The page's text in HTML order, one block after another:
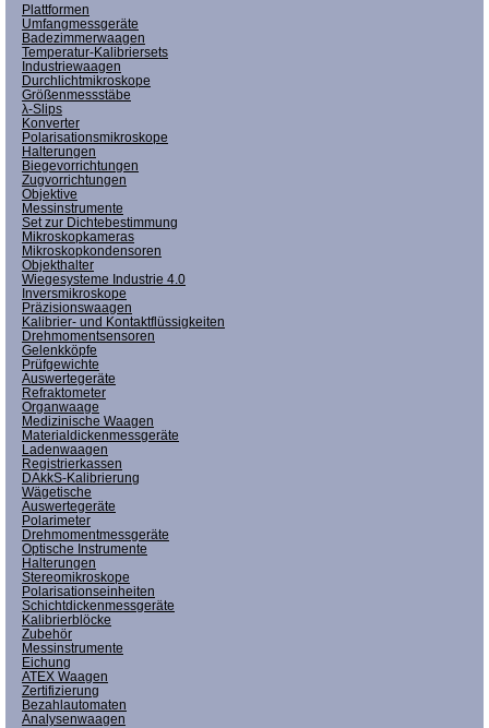
Plattformen
Umfangmessgeräte
Badezimmerwaagen
Temperatur-Kalibriersets
Industriewaagen
Durchlichtmikroskope
Größenmessstäbe
λ-Slips
Konverter
Polarisationsmikroskope
Halterungen
Biegevorrichtungen
Zugvorrichtungen
Objektive
Messinstrumente
Set zur Dichtebestimmung
Mikroskopkameras
Mikroskopkondensoren
Objekthalter
Wiegesysteme Industrie 4.0
Inversmikroskope
Präzisionswaagen
Kalibrier- und Kontaktflüssigkeiten
Drehmomentsensoren
Gelenkköpfe
Prüfgewichte
Auswertegeräte
Refraktometer
Organwaage
Medizinische Waagen
Materialdickenmessgeräte
Ladenwaagen
Registrierkassen
DAkkS-Kalibrierung
Wägetische
Auswertegeräte
Polarimeter
Drehmomentmessgeräte
Optische Instrumente
Halterungen
Stereomikroskope
Polarisationseinheiten
Schichtdickenmessgeräte
Kalibrierblöcke
Zubehör
Messinstrumente
Eichung
ATEX Waagen
Zertifizierung
Bezahlautomaten
Analysenwaagen